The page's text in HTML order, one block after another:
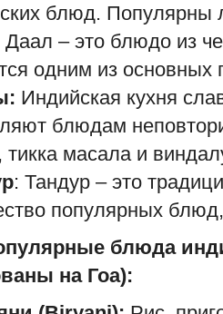
блюд. Популярны
Даал – это блюдо из
одним из основных
Индийская кухня
блюдам
тикка масала и
: Тандур – это
популярных блюд,
блюда
на Гоа):